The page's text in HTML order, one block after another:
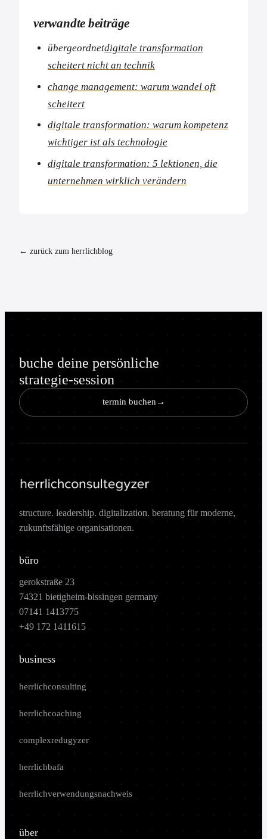
verwandte beiträge
übergeordnetdigitale transformation
scheitert nicht an technik
change management: warum wandel oft
scheitert
digitale transformation: warum kompetenz
wichtiger ist als technologie
digitale transformation: 5 lektionen, die
unternehmen wirklich verändern
← zurück zum herrlichblog
buche deine persönliche
strategie-session
termin buchen →
structure. leadership. digitalization. beratung für moderne,
zukunftsfähige organisationen.
büro
gerokstraße 23
74321 bietigheim-bissingen germany
07141 1413775
+49 172 1411615
business
herrlichconsulting
herrlichcoaching
complexredugyzer
herrlichbafa
herrlichverwendungsnachweis
über